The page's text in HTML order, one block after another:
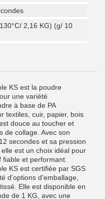
2,16 KG) (g/ 10
KS est la poudre
une variété
à base de PA
textiles, cuir, papier, bois
douce au toucher et
de collage. Avec son
secondes et sa pression
est un choix idéal pour
et performant.
KS est certifiée par SGS
d'options d'emballage,
Elle est disponible en
de 1 KG, avec une